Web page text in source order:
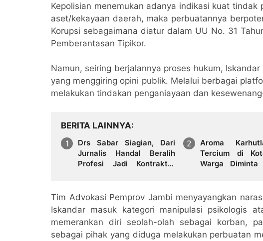
Kepolisian menemukan adanya indikasi kuat
aset/kekayaan daerah, maka perbuatannya
Korupsi sebagaimana diatur dalam UU No. 31
Pemberantasan Tipikor.
Namun, seiring berjalannya proses hukum,
yang menggiring opini publik. Melalui berbagai
melakukan tindakan penganiayaan dan
BERITA LAINNYA
Drs Sabar Siagian, Dari
Jurnalis Handal Beralih
Profesi Jadi Kontraktor
Aroma
Tercium di
Warga Diminta
Tim Advokasi Pemprov Jambi menyayangkan
Iskandar masuk kategori manipulasi psikologis
memerankan diri seolah-olah sebagai korban,
sebagai pihak yang diduga melakukan perbuatan